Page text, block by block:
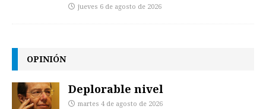
jueves 6 de agosto de 2026
OPINIÓN
Deplorable nivel
martes 4 de agosto de 2026